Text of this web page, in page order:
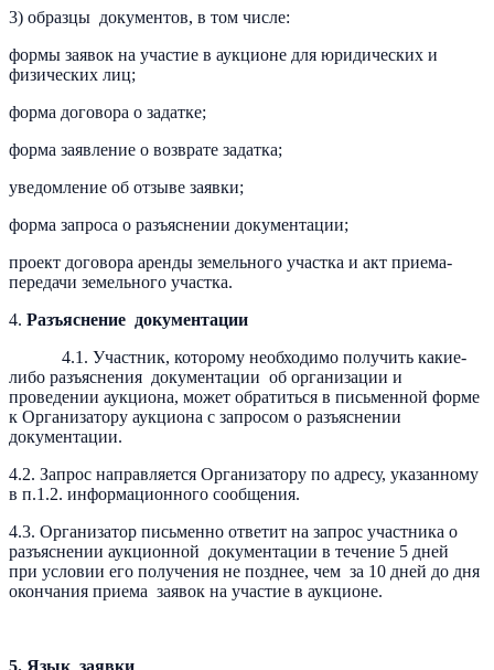
3) образцы документов, в том числе:
формы заявок на участие в аукционе для юридических и
физических лиц;
форма договора о задатке;
форма заявление о возврате задатка;
уведомление об отзыве заявки;
форма запроса о разъяснении документации;
проект договора аренды земельного участка и акт приема-
передачи земельного участка.
4. Разъяснение документации
4.1. Участник, которому необходимо получить какие-
либо разъяснения документации об организации и
проведении аукциона, может обратиться в письменной форме
к Организатору аукциона с запросом о разъяснении
документации.
4.2. Запрос направляется Организатору по адресу, указанному
в п.1.2. информационного сообщения.
4.3. Организатор письменно ответит на запрос участника о
разъяснении аукционной документации в течение 5 дней
при условии его получения не позднее, чем за 10 дней до дня
окончания приема заявок на участие в аукционе.